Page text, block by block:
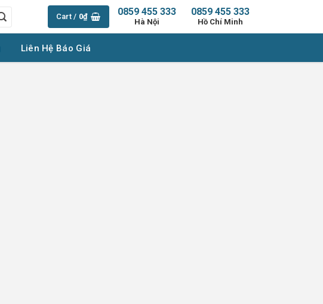
Cart / 0₫ 0859 455 333
Hồ Chí Minh
0859 455 333
Hà Nội
Liên Hệ Báo Giá